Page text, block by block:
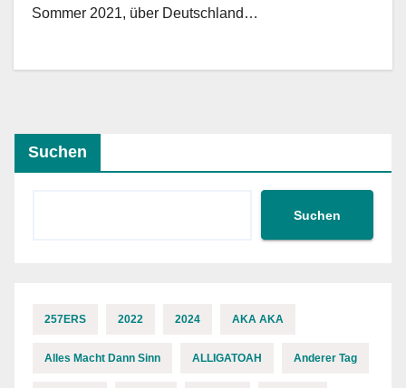
Sommer 2021, über Deutschland…
Suchen
Suchen
257ERS 2022 2024 AKA AKA
Alles Macht Dann Sinn ALLIGATOAH Anderer Tag